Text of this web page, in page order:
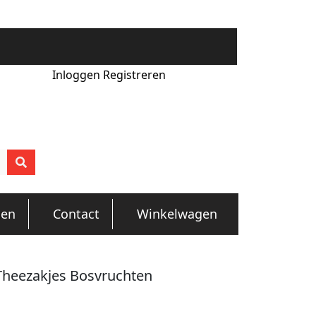
Inloggen Registreren
Contact Winkelwagen
Bosvruchten